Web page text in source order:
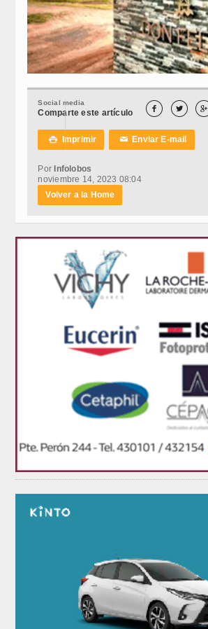
Social media
Comparte este artículo   
 Imprimir ✉Enviar E-mail
Por Infolobos
noviembre 14, 2023 08:04
Volver a la Home